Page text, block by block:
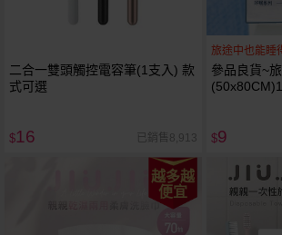
二合一雙頭觸控電容筆(1支入) 款
式可選
$16 已銷售8,913
旅途中也能睡
參品良貨~
$9
越多越
便宜